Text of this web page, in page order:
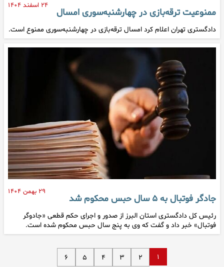
۲۴ اسفند ۱۴۰۴
ممنوعیت ترقه‌بازی در چهارشنبه‌سوری امسال
دادگستری تهران اعلام کرد امسال ترقه‌بازی در چهارشنبه‌سوری ممنوع است.
۲۹ بهمن ۱۴۰۴
جادگر فوتبال به ۵ سال حبس محکوم شد
رئیس کل دادگستری استان البرز از صدور و اجرای حکم قطعی «جادوگر
فوتبال» خبر داد و گفت که وی به پنج سال حبس محکوم شده است.
۱ ۲ ۳ ۴ ۵ ۶